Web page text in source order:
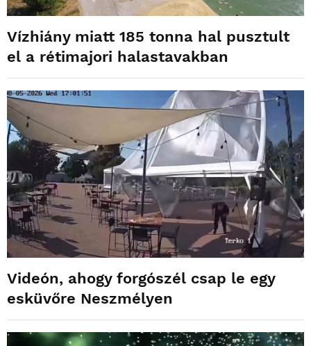
Vízhiány miatt 185 tonna hal pusztult
el a rétimajori halastavakban
Videón, ahogy forgószél csap le egy
esküvőre Neszmélyen